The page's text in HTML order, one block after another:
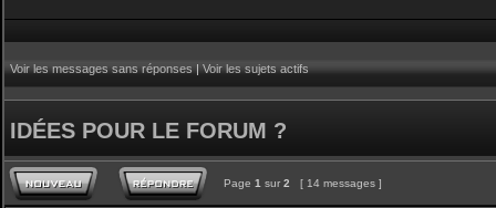
Voir les messages sans réponses|Voir les sujets actifs
IDÉES POUR LE FORUM ?
Page 1 sur 2 [ 14 messages ]